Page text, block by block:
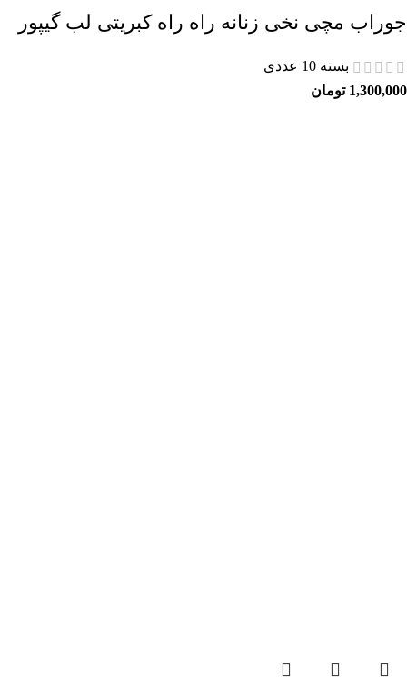
جوراب مچی نخی زنانه راه راه کبریتی لب گیپور
بسته 10 عددی
1,300,000 تومان